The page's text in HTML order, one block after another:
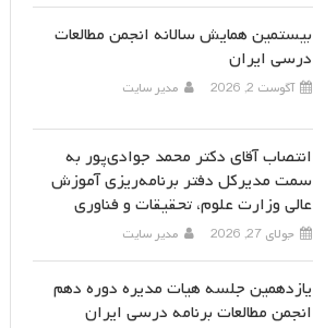
بیستمین همایش سالانه انجمن مطالعات
درسی ایران
آگوست 2, 2026 مدیر سایت
انتصاب آقای دکتر محمد جوادی‌پور به
سمت مدیرکل دفتر برنامه‌ریزی آموزش
عالی وزارت علوم، تحقیقات و فناوری
جولای 27, 2026 مدیر سایت
یازدهمین جلسه هیات مدیره دوره دهم
انجمن مطالعات برنامه درسی ایران